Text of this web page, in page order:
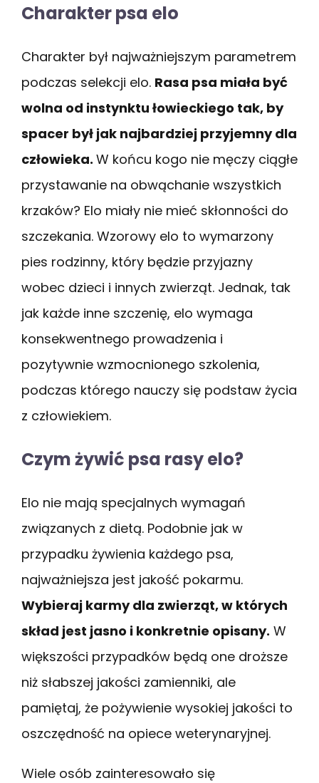
Charakter psa elo
Charakter był najważniejszym parametrem
podczas selekcji elo. Rasa psa miała być
wolna od instynktu łowieckiego tak, by
spacer był jak najbardziej przyjemny dla
człowieka. W końcu kogo nie męczy ciągłe
przystawanie na obwąchanie wszystkich
krzaków? Elo miały nie mieć skłonności do
szczekania. Wzorowy elo to wymarzony
pies rodzinny, który będzie przyjazny
wobec dzieci i innych zwierząt. Jednak, tak
jak każde inne szczenię, elo wymaga
konsekwentnego prowadzenia i
pozytywnie wzmocnionego szkolenia,
podczas którego nauczy się podstaw życia
z człowiekiem.
Czym żywić psa rasy elo?
Elo nie mają specjalnych wymagań
związanych z dietą. Podobnie jak w
przypadku żywienia każdego psa,
najważniejsza jest jakość pokarmu.
Wybieraj karmy dla zwierząt, w których
skład jest jasno i konkretnie opisany. W
większości przypadków będą one droższe
niż słabszej jakości zamienniki, ale
pamiętaj, że pożywienie wysokiej jakości to
oszczędność na opiece weterynaryjnej.
Wiele osób zainteresowało się